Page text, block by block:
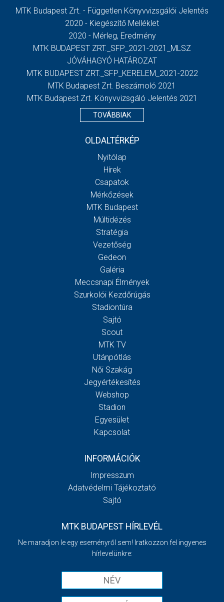
MTK Budapest Zrt. - Független Könyvvizsgálói Jelentés
2020 - Kiegészítő Melléklet
2020 - Mérleg, Eredmény
MTK BUDAPEST ZRT._SFP_2021-2021_MLSZ
JÓVÁHAGYÓ HATÁROZAT
MTK BUDAPEST ZRT._SFP_KERELEM_2021-2022
MTK Budapest Zrt. Beszámoló 2021
MTK Budapest Zrt. Könyvvizsgáló Jelentés 2021
TOVÁBBIAK
OLDALTÉRKÉP
Nyitólap
Hírek
Csapatok
Mérkőzések
MTK Budapest
Múltidézés
Stratégia
Vezetőség
Gedeon
Galéria
Meccsnapi Élmények
Szurkolói Kezdőrúgás
Stadiontúra
Sajtó
Scout
MTK TV
Utánpótlás
Női Szakág
Jegyértékesítés
Webshop
Stadion
Egyesület
Kapcsolat
INFORMÁCIÓK
Impresszum
Adatvédelmi Tájékoztató
Sajtó
MTK BUDAPEST HÍRLEVÉL
Ne maradjon le egy eseményről sem! Iratkozzon fel ingyenes
hírlevelünkre: